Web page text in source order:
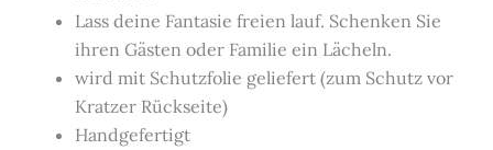
Lass deine Fantasie freien lauf. Schenken Sie
ihren Gästen oder Familie ein Lächeln.
wird mit Schutzfolie geliefert (zum Schutz vor
Kratzer Rückseite)
Handgefertigt